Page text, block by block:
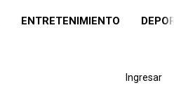
ENTRETENIMIENTO
Ingresar